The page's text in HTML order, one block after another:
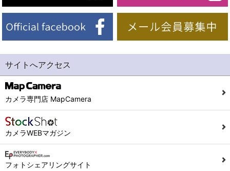
サイトへアクセス
カメラ専門店 MapCamera
カメラWEBマガジン
フォトシェアリングサイト